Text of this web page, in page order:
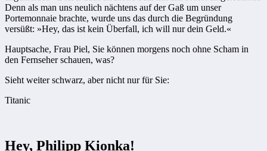
Denn als man uns neulich nächtens auf der Gaß um unser
Portemonnaie brachte, wurde uns das durch die Begründung
versüßt: »Hey, das ist kein Überfall, ich will nur dein Geld.«
Hauptsache, Frau Piel, Sie können morgens noch ohne Scham in
den Fernseher schauen, was?
Sieht weiter schwarz, aber nicht nur für Sie:
Titanic
Hey, Philipp Kionka!